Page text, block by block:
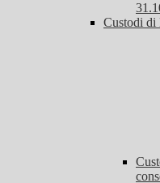
Custodi di